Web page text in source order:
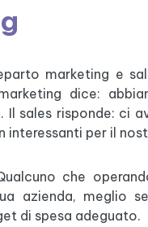
marketing e
dice:
sales risponde: ci
per il
che
azienda, meglio
di spesa adeguato.